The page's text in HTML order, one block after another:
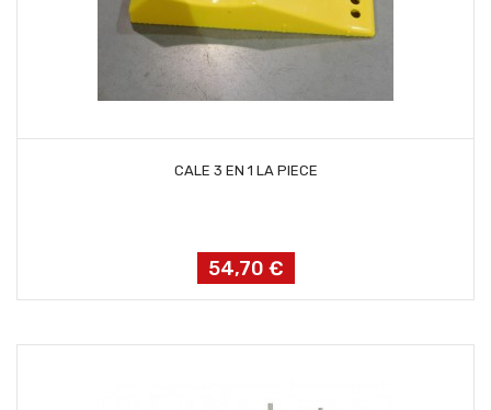
CALE 3 EN 1 LA PIECE
Prix
54,70 €